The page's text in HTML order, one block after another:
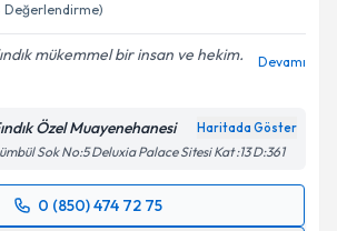
Değerlendirme)
mükemmel bir insan ve hekim.
Devamı
Özel Muayenehanesi Haritada Göster
Sok No:5 Deluxia Palace Sitesi Kat :13 D:361
0 (850) 474 72 75
Talebi